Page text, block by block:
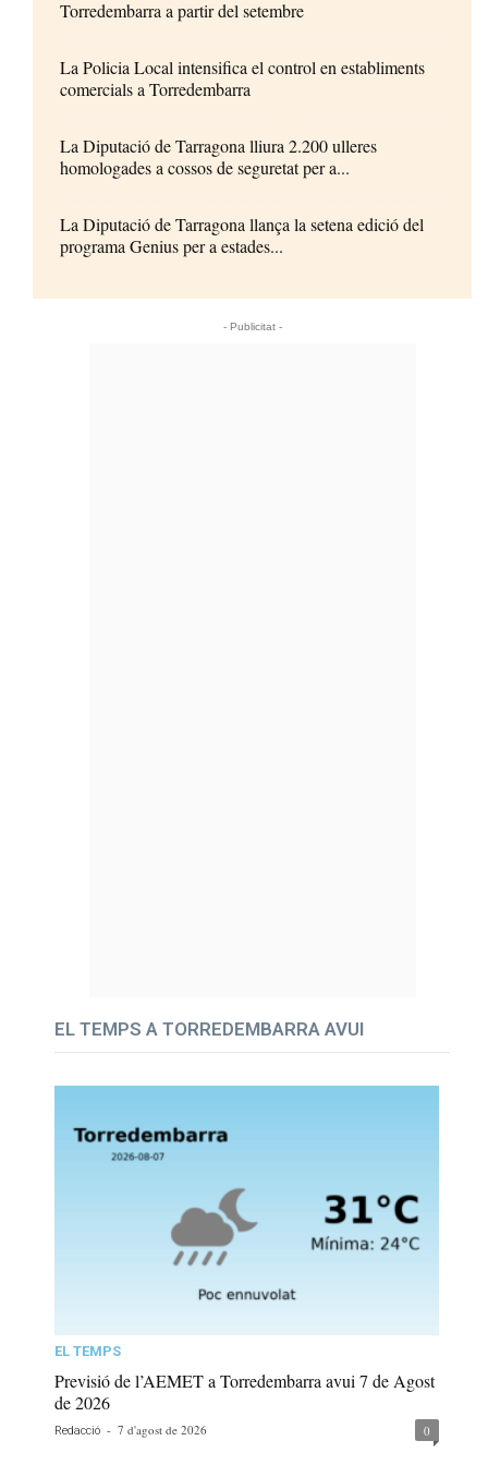
Torredembarra a partir del setembre
La Policia Local intensifica el control en establiments
comercials a Torredembarra
La Diputació de Tarragona lliura 2.200 ulleres
homologades a cossos de seguretat per a...
La Diputació de Tarragona llança la setena edició del
programa Genius per a estades...
- Publicitat -
EL TEMPS A TORREDEMBARRA AVUI
EL TEMPS
Previsió de l’AEMET a Torredembarra avui 7 de Agost
de 2026
Redacció - 7 d'agost de 2026 0